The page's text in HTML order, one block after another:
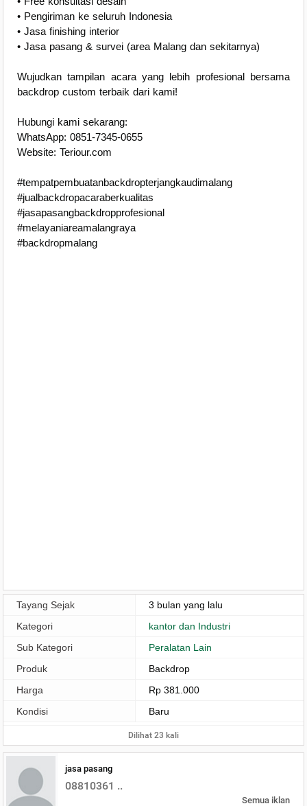
• Pengiriman ke seluruh Indonesia
• Jasa finishing interior
• Jasa pasang & survei (area Malang dan sekitarnya)
Wujudkan tampilan acara yang lebih profesional bersama
backdrop custom terbaik dari kami!
Hubungi kami sekarang:
WhatsApp: 0851-7345-0655
Website: Teriour.com
#tempatpembuatanbackdropterjangkaudimalang
#jualbackdropacaraberkualitas
#jasapasangbackdropprofesional
#melayaniareamalangraya
#backdropmalang
Tayang Sejak
3 bulan yang lalu
Kategori
kantor dan Industri
Sub Kategori
Peralatan Lain
Produk
Backdrop
Harga
Rp 381.000
Kondisi
Baru
Dilihat 23 kali
jasa pasang
08810361 ..
Semua iklan